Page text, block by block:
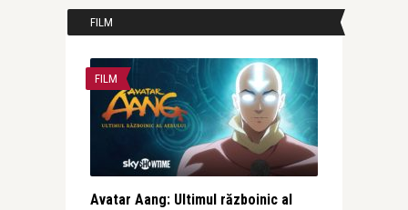
FILM
FILM
Avatar Aang: Ultimul războinic al